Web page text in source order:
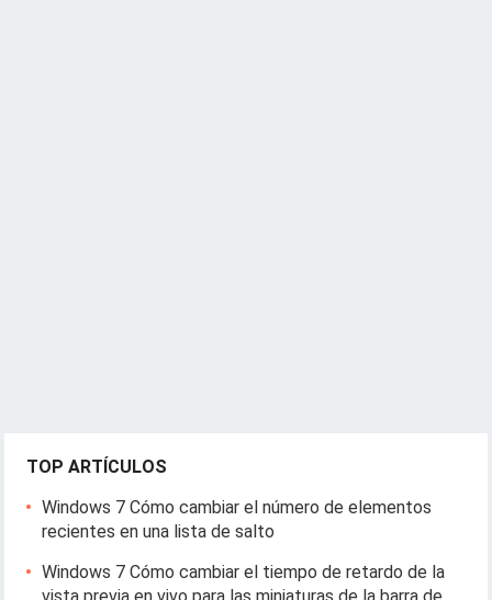
TOP ARTÍCULOS
Windows 7 Cómo cambiar el número de elementos
recientes en una lista de salto
Windows 7 Cómo cambiar el tiempo de retardo de la